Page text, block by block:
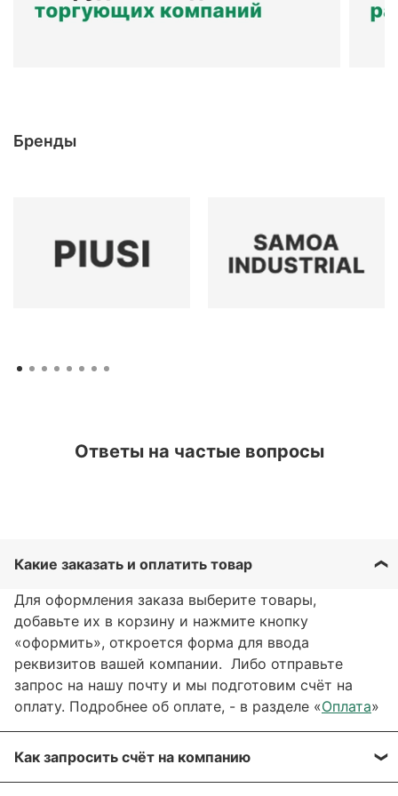
Бренды
Ответы на частые вопросы
Какие заказать и оплатить товар
Для оформления заказа выберите товары,
добавьте их в корзину и нажмите кнопку
«оформить», откроется форма для ввода
реквизитов вашей компании. Либо отправьте
запрос на нашу почту и мы подготовим счёт на
оплату. Подробнее об оплате, - в разделе «Оплата»
Как запросить счёт на компанию